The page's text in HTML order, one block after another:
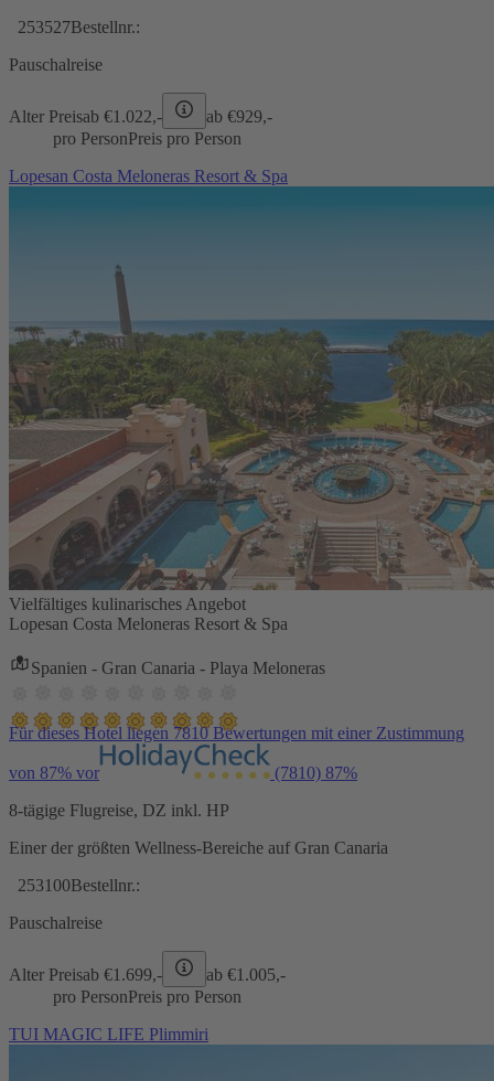
253527Bestellnr.:
Pauschalreise
Alter Preisab €1.022,- ab €929,-
pro PersonPreis pro Person
Lopesan Costa Meloneras Resort & Spa
Vielfältiges kulinarisches Angebot
Lopesan Costa Meloneras Resort & Spa
Spanien - Gran Canaria - Playa Meloneras
Für dieses Hotel liegen 7810 Bewertungen mit einer Zustimmung
von 87% vor (7810) 87%
8-tägige Flugreise, DZ inkl. HP
Einer der größten Wellness-Bereiche auf Gran Canaria
253100Bestellnr.:
Pauschalreise
Alter Preisab €1.699,- ab €1.005,-
pro PersonPreis pro Person
TUI MAGIC LIFE Plimmiri